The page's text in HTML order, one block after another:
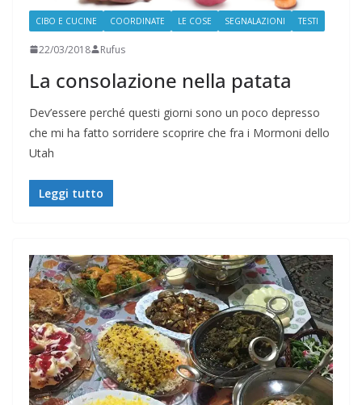
CIBO E CUCINE COORDINATE LE COSE SEGNALAZIONI TESTI
22/03/2018 Rufus
La consolazione nella patata
Dev’essere perché questi giorni sono un poco depresso
che mi ha fatto sorridere scoprire che fra i Mormoni dello
Utah
Leggi tutto